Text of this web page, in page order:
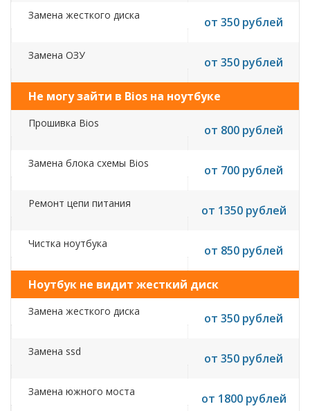
Замена жесткого диска от 350 рублей
Замена ОЗУ от 350 рублей
Не могу зайти в Bios на ноутбуке
Прошивка Bios от 800 рублей
Замена блока схемы Bios от 700 рублей
Ремонт цепи питания от 1350 рублей
Чистка ноутбука от 850 рублей
Ноутбук не видит жесткий диск
Замена жесткого диска от 350 рублей
Замена ssd от 350 рублей
Замена южного моста от 1800 рублей